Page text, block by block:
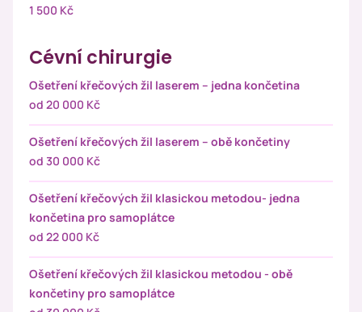
1 500 Kč
Cévní chirurgie
Ošetření křečových žil laserem – jedna končetina
od 20 000 Kč
Ošetření křečových žil laserem – obě končetiny
od 30 000 Kč
Ošetření křečových žil klasickou metodou- jedna
končetina pro samoplátce
od 22 000 Kč
Ošetření křečových žil klasickou metodou - obě
končetiny pro samoplátce